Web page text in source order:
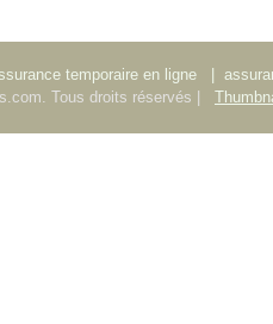
temporaire en ligne
Tous droits réservés |